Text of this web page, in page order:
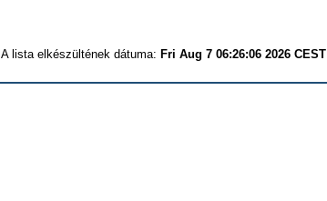
A lista elkészültének dátuma: Fri Aug 7 06:26:06 2026 CEST